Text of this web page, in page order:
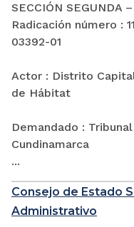
SECCIÓN SEGUNDA
Radicación número :
03392-01
Actor : Distrito
de Hábitat
Demandado :
Cundinamarca
...
Consejo de Estado
Administrativo